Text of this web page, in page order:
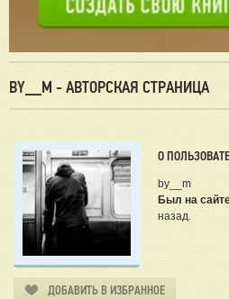
BY__M - АВТОРСКАЯ СТРАНИЦА
О
by__m
Был на
назад.
ДОБАВИТЬ В ИЗБРАННОЕ